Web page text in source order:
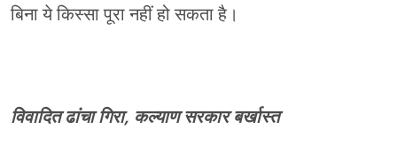
बिना ये किस्सा पूरा नहीं हो सकता है।
विवादित ढांचा गिरा, कल्याण सरकार बर्खास्त